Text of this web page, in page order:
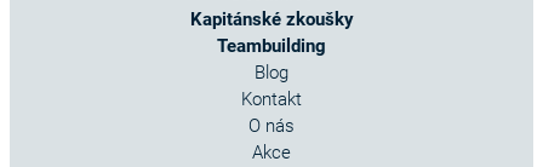
Kapitánské zkoušky
Teambuilding
Blog
Kontakt
O nás
Akce